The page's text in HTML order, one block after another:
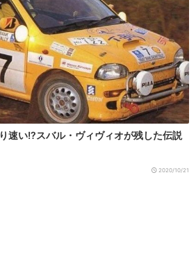
速い!?スバル・ヴィヴィオが残した伝説
2020/10/21